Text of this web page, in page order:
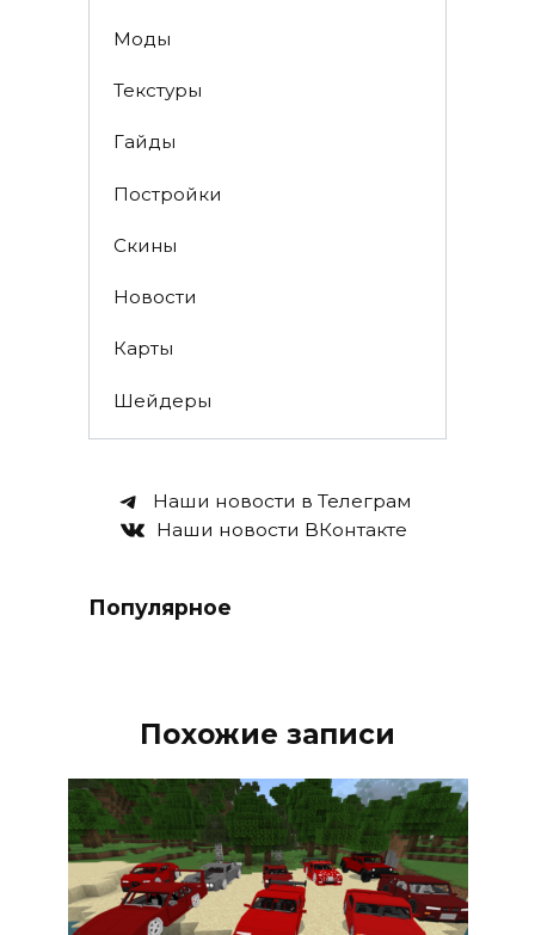
Моды
Текстуры
Гайды
Постройки
Скины
Новости
Карты
Шейдеры
Наши новости в Телеграм
Наши новости ВКонтакте
Популярное
Похожие записи